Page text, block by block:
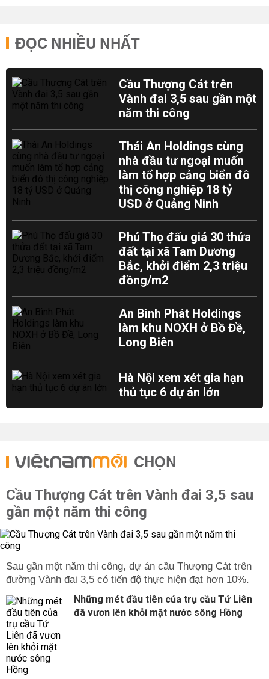
ĐỌC NHIỀU NHẤT
Cầu Thượng Cát trên
Vành đai 3,5 sau gần một
năm thi công
Thái An Holdings cùng
nhà đầu tư ngoại muốn
làm tổ hợp cảng biển đô
thị công nghiệp 18 tỷ
USD ở Quảng Ninh
Phú Thọ đấu giá 30 thửa
đất tại xã Tam Dương
Bắc, khởi điểm 2,3 triệu
đồng/m2
An Bình Phát Holdings
làm khu NOXH ở Bồ Đề,
Long Biên
Hà Nội xem xét gia hạn
thủ tục 6 dự án lớn
CHỌN
Cầu Thượng Cát trên Vành đai 3,5 sau
gần một năm thi công
Sau gần một năm thi công, dự án cầu Thượng Cát trên
đường Vành đai 3,5 có tiến độ thực hiện đạt hơn 10%.
Những mét đầu tiên của trụ cầu Tứ Liên
đã vươn lên khỏi mặt nước sông Hồng